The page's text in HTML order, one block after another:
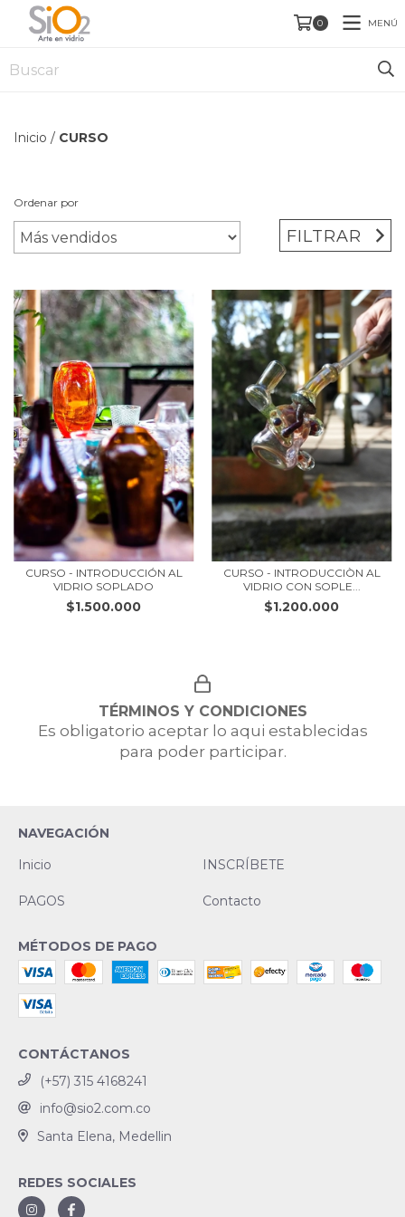
0 MENÚ
Inicio / CURSO
Ordenar por
FILTRAR
CURSO - INTRODUCCIÓN AL
VIDRIO SOPLADO
$1.500.000
CURSO - INTRODUCCIÒN AL
VIDRIO CON SOPLE...
$1.200.000
TÉRMINOS Y CONDICIONES
Es obligatorio aceptar lo aqui establecidas
para poder participar.
NAVEGACIÓN
Inicio
INSCRÍBETE
PAGOS Contacto
MÉTODOS DE PAGO
CONTÁCTANOS
(+57) 315 4168241
info@sio2.com.co
Santa Elena, Medellin
REDES SOCIALES